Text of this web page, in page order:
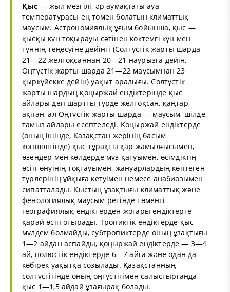
Қыс — жыл мезгілі, әр аумақтағы ауа
температурасы ең төмен болатын климаттық
маусым. Астрономиялық ұғым бойынша, қыс —
қысқы күн тоқырауы сәтінен көктемгі күн мен
түннің теңесуіне дейінгі (Солтүстік жарты шарда
21—22 желтоқсаннан 20—21 наурызға дейін,
Оңтүстік жарты шарда 21—22 маусымнан 23
қыркүйекке дейін) уақыт аралығы. Солтүстік
жарты шардың қоңыржай ендіктерінде қыс
айлары деп шартты түрде желтоқсан, қаңтар,
ақпан, ал Оңтүстік жарты шарда — маусым, шілде,
тамыз айлары есептеледі. Қоңыржай ендіктерде
(оның ішінде, Қазақстан жерінің басым
көпшілігінде) қыс тұрақты қар жамылғысымен,
өзендер мен көлдерде мұз қатуымен, өсімдіктің
өсіп-өнуінің тоқтауымен, жануарлардың көптеген
түрлерінің ұйқыға кетуімен немесе анабиозымен
сипатталады. Қыстың ұзақтығы климаттық және
фенологиялық маусым ретінде төменгі
географиялық ендіктерден жоғары ендіктерге
қарай өсіп отырады. Тропиктік ендіктерде қыс
мүлдем болмайды, субтропиктерде оның ұзақтығы
1—2 айдан аспайды, қоңыржай ендіктерде — 3—4
ай, полюстік ендіктерде 6—7 айға және одан да
көбірек уақытқа созылады. Қазақстанның
солтүстігінде оның оңтүстігімен салыстырғанда,
қыс 1—1,5 айдай ұзағырақ болады.